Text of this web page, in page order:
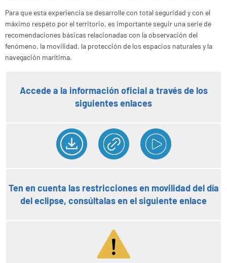
Para que esta experiencia se desarrolle con total seguridad y con el
máximo respeto por el territorio, es importante seguir una serie de
recomendaciones básicas relacionadas con la observación del
fenómeno, la movilidad, la protección de los espacios naturales y la
navegación marítima.
Accede a la información oficial a través de los
siguientes enlaces
Ten en cuenta las restricciones en movilidad del día
del eclipse, consúltalas en el siguiente enlace